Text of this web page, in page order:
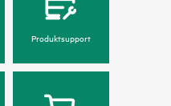
Produktsupport